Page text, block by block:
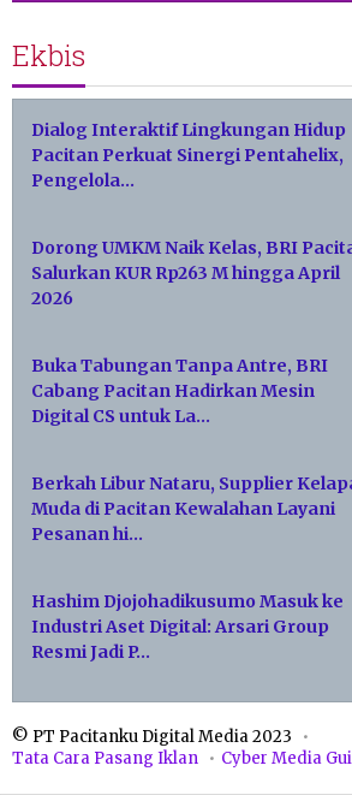
Ekbis
Dialog Interaktif Lingkungan Hidup
Pacitan Perkuat Sinergi Pentahelix,
Pengelola…
Dorong UMKM Naik Kelas, BRI
Salurkan KUR Rp263 M hingga April
2026
Buka Tabungan Tanpa Antre, BRI
Cabang Pacitan Hadirkan Mesin
Digital CS untuk La…
Berkah Libur Nataru, Supplier
Muda di Pacitan Kewalahan Layani
Pesanan hi…
Hashim Djojohadikusumo Masuk ke
Industri Aset Digital: Arsari Group
Resmi Jadi P…
© PT Pacitanku Digital Media 2023
Tata Cara Pasang Iklan
Cyber Media